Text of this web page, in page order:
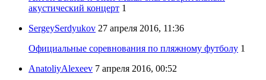
акустический концерт 1
SergeySerdyukov 27 апреля 2016, 11:36
Официальные соревнования по пляжному футболу 1
AnatoliyAlexeev 7 апреля 2016, 00:52